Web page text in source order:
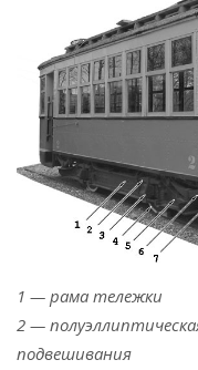
1 — рама тележки
2 —
подвешивания